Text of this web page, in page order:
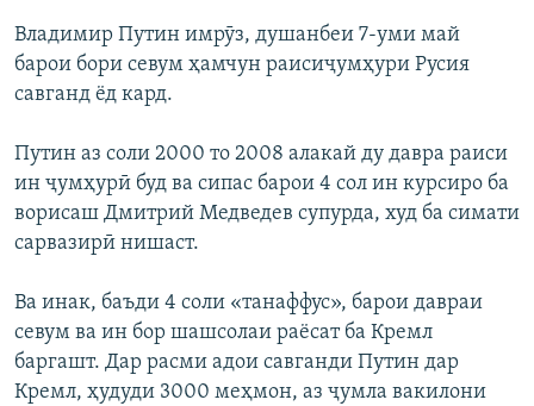
Владимир Путин имрӯз, душанбеи 7-уми май
барои бори севум ҳамчун раисиҷумҳури Русия
савганд ёд кард.
Путин аз соли 2000 то 2008 алакай ду давра раиси
ин ҷумҳурӣ буд ва сипас барои 4 сол ин курсиро ба
ворисаш Дмитрий Медведев супурда, худ ба симати
сарвазирӣ нишаст.
Ва инак, баъди 4 соли «танаффус», барои давраи
севум ва ин бор шашсолаи раёсат ба Кремл
баргашт. Дар расми адои савганди Путин дар
Кремл, ҳудуди 3000 меҳмон, аз ҷумла вакилони